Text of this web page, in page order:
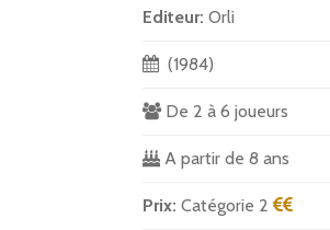
Editeur: Orli
(1984)
De 2 à 6 joueurs
A partir de 8 ans
Prix: Catégorie 2